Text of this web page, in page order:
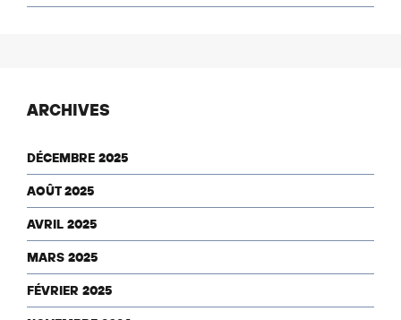
ARCHIVES
DÉCEMBRE 2025
AOÛT 2025
AVRIL 2025
MARS 2025
FÉVRIER 2025